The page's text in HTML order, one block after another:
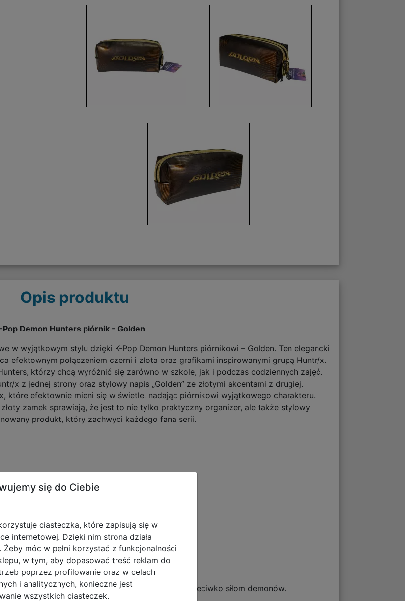
Opis produktu
Demon Hunters piórnik - Golden
w wyjątkowym stylu dzięki K-Pop Demon Hunters piórnikowi – Golden. Ten elegancki
efektownym połączeniem czerni i złota oraz grafikami inspirowanymi grupą Huntr/x.
którzy chcą wyróżnić się zarówno w szkole, jak i podczas codziennych zajęć.
x z jednej strony oraz stylowy napis „Golden” ze złotymi akcentami z drugiej.
które efektownie mieni się w świetle, nadając piórnikowi wyjątkowego charakteru.
zamek sprawiają, że jest to nie tylko praktyczny organizer, ale także stylowy
produkt, który zachwyci każdego fana serii.
Hunters
i biurowych
świat muzyki K-pop z widowiskową walką przeciwko siłom demonów.
się do Ciebie
ciasteczka, które zapisują się w
internetowej. Dzięki nim strona działa
Żeby móc w pełni korzystać z funkcjonalności
w tym, aby dopasować treść reklam do
poprzez profilowanie oraz w celach
i analitycznych, konieczne jest
wszystkich ciasteczek.